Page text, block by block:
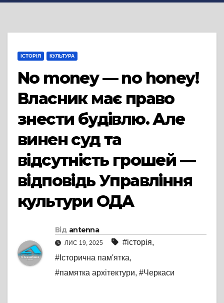
ІСТОРІЯ КУЛЬТУРА
No money — no honey!
Власник має право
знести будівлю. Але
винен суд та
відсутність грошей —
відповідь Управління
культури ОДА
Від antenna
ЛИС 19, 2025 #історія,
#Історична пам'ятка,
#памятка архітектури, #Черкаси